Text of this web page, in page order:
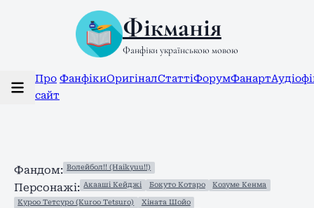
Фікманія
Фанфіки українською мовою
Про
сайт
ФанфікиОригіналСтаттіФорумФанарт
Фандом: Волейбол!! (Haikyuu!!)
Персонажі: Акааші Кейджі Бокуто Котаро Козуме Кенма
Куроо Тетсуро (Kuroo Tetsuro) Хіната Шойо